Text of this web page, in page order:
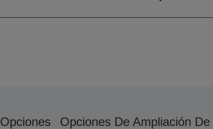
Opciones
Opciones De Ampliación